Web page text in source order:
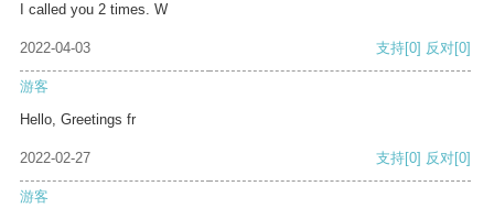
I called you 2 times. W
2022-04-03 支持[0] 反对[0]
游客
Hello, Greetings fr
2022-02-27 支持[0] 反对[0]
游客